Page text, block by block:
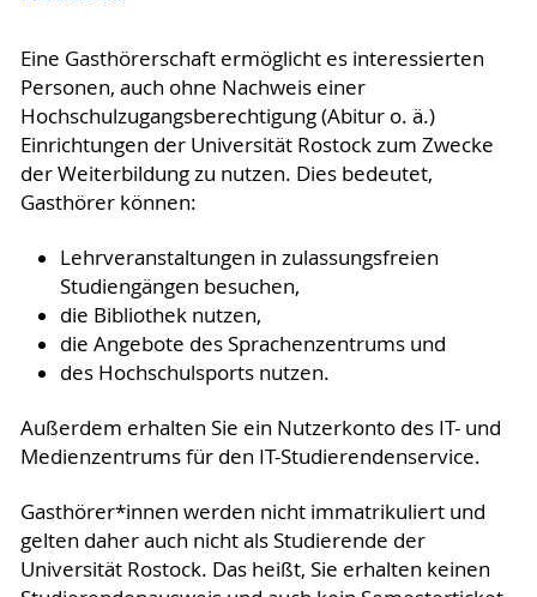
Eine Gasthörerschaft ermöglicht es interessierten
Personen, auch ohne Nachweis einer
Hochschulzugangsberechtigung (Abitur o. ä.)
Einrichtungen der Universität Rostock zum Zwecke
der Weiterbildung zu nutzen. Dies bedeutet,
Gasthörer können:
Lehrveranstaltungen in zulassungsfreien
Studiengängen besuchen,
die Bibliothek nutzen,
die Angebote des Sprachenzentrums und
des Hochschulsports nutzen.
Außerdem erhalten Sie ein Nutzerkonto des IT- und
Medienzentrums für den IT-Studierendenservice.
Gasthörer*innen werden nicht immatrikuliert und
gelten daher auch nicht als Studierende der
Universität Rostock. Das heißt, Sie erhalten keinen